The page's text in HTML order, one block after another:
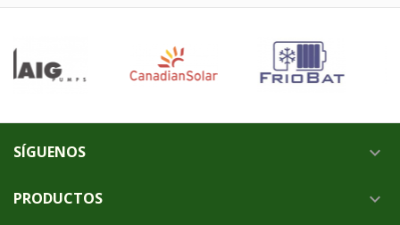
SÍGUENOS 
PRODUCTOS 